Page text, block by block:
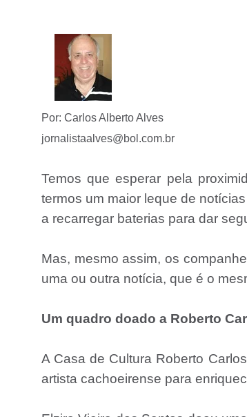
Por: Carlos Alberto Alves
jornalistaalves@bol.com.br
Temos que esperar pela
termos um maior leque de
a recarregar baterias para dar
Mas, mesmo assim, os
uma ou outra notícia, que é o
Um quadro doado a Roberto
A Casa de Cultura Roberto
artista cachoeirense para